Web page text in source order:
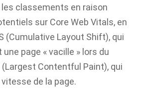
classements en raison
sur Core Web Vitals, en
(Cumulative Layout Shift), qui
page « vacille » lors du
Contentful Paint), qui
de la page.